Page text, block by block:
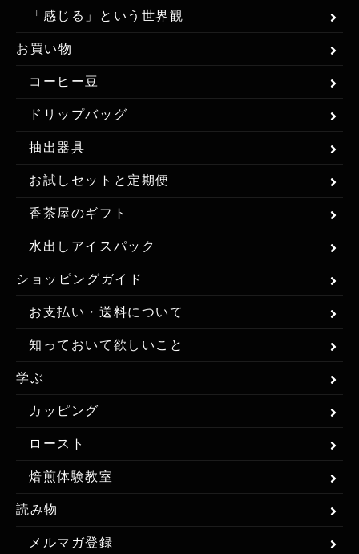
「感じる」という世界観
お買い物
コーヒー豆
ドリップバッグ
抽出器具
お試しセットと定期便
香茶屋のギフト
水出しアイスパック
ショッピングガイド
お支払い・送料について
知っておいて欲しいこと
学ぶ
カッピング
ロースト
焙煎体験教室
読み物
メルマガ登録